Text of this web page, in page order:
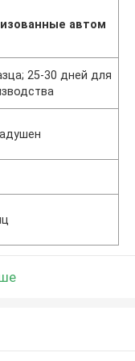
автом
25-30 дней для